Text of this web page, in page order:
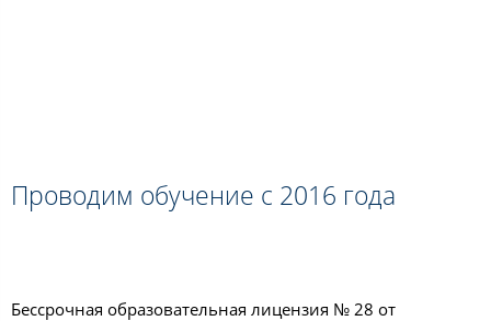
Проводим обучение с 2016 года
Бессрочная образовательная лицензия № 28 от